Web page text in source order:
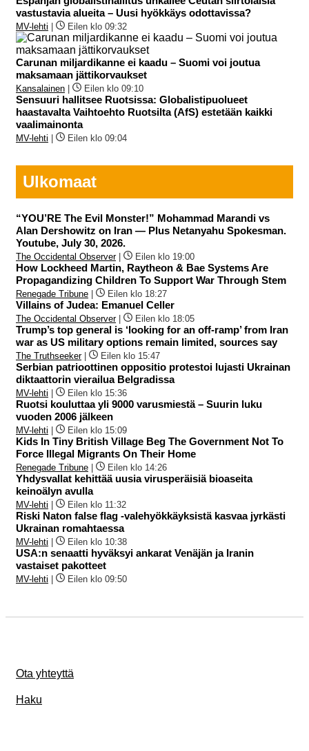
vastustavia alueita – Uusi hyökkäys odottavissa?
MV-lehti Eilen klo 09:32
Carunan miljardikanne ei kaadu – Suomi voi joutua
maksamaan jättikorvaukset
Kansalainen Eilen klo 09:10
Sensuuri hallitsee Ruotsissa: Globalistipuolueet
haastavalta Vaihtoehto Ruotsilta (AfS) estetään kaikki
vaalimainonta
MV-lehti Eilen klo 09:04
Ulkomaat
“YOU’RE The Evil Monster!” Mohammad Marandi vs
Alan Dershowitz on Iran — Plus Netanyahu Spokesman.
Youtube, July 30, 2026.
The Occidental Observer| Eilen klo 19:00
How Lockheed Martin, Raytheon & Bae Systems Are
Propagandizing Children To Support War Through Stem
Renegade Tribune Eilen klo 18:27
Villains of Judea: Emanuel Celler
The Occidental Observer| Eilen klo 18:05
Trump’s top general is ‘looking for an off-ramp’ from Iran
war as US military options remain limited, sources say
The Truthseeker| Eilen klo 15:47
Serbian patrioottinen oppositio protestoi lujasti Ukrainan
diktaattorin vierailua Belgradissa
MV-lehti Eilen klo 15:36
Ruotsi kouluttaa yli 9000 varusmiestä – Suurin luku
vuoden 2006 jälkeen
MV-lehti Eilen klo 15:09
Kids In Tiny British Village Beg The Government Not To
Force Illegal Migrants On Their Home
Renegade Tribune Eilen klo 14:26
Yhdysvallat kehittää uusia virusperäisiä bioaseita
keinoälyn avulla
MV-lehti Eilen klo 11:32
Riski Naton false flag -valehyökkäyksistä kasvaa jyrkästi
Ukrainan romahtaessa
MV-lehti Eilen klo 10:38
USA:n senaatti hyväksyi ankarat Venäjän ja Iranin
vastaiset pakotteet
MV-lehti Eilen klo 09:50
Ota yhteyttä
Haku